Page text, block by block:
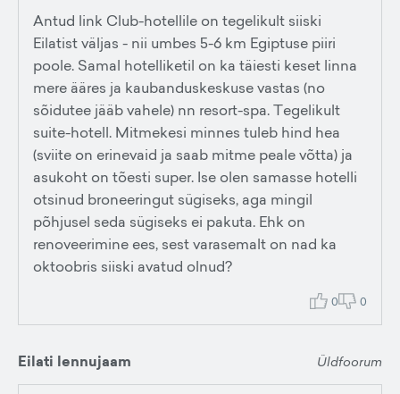
Antud link Club-hotellile on tegelikult siiski
Eilatist väljas - nii umbes 5-6 km Egiptuse piiri
poole. Samal hotelliketil on ka täiesti keset linna
mere ääres ja kaubanduskeskuse vastas (no
sõidutee jääb vahele) nn resort-spa. Tegelikult
suite-hotell. Mitmekesi minnes tuleb hind hea
(sviite on erinevaid ja saab mitme peale võtta) ja
asukoht on tõesti super. Ise olen samasse hotelli
otsinud broneeringut sügiseks, aga mingil
põhjusel seda sügiseks ei pakuta. Ehk on
renoveerimine ees, sest varasemalt on nad ka
oktoobris siiski avatud olnud?
0 0
Eilati lennujaam Üldfoorum